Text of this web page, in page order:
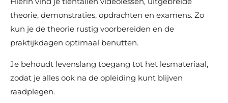
theorie, demonstraties, opdrachten en examens. Zo
kun je de theorie rustig voorbereiden en de
praktijkdagen optimaal benutten.
Je behoudt levenslang toegang tot het lesmateriaal,
zodat je alles ook na de opleiding kunt blijven
raadplegen.